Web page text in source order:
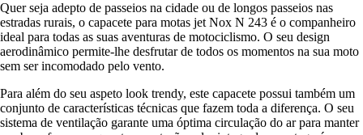
Quer seja adepto de passeios na cidade ou de longos passeios nas
estradas rurais, o capacete para motas jet Nox N 243 é o companheiro
ideal para todas as suas aventuras de motociclismo. O seu design
aerodinâmico permite-lhe desfrutar de todos os momentos na sua moto
sem ser incomodado pelo vento.
Para além do seu aspeto look trendy, este capacete possui também um
conjunto de características técnicas que fazem toda a diferença. O seu
sistema de ventilação garante uma óptima circulação do ar para manter